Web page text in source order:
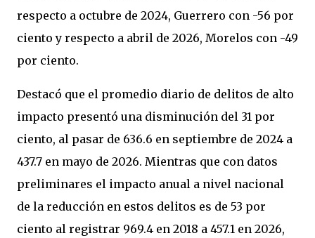
respecto a octubre de 2024, Guerrero con -56 por
ciento y respecto a abril de 2026, Morelos con -49
por ciento.
Destacó que el promedio diario de delitos de alto
impacto presentó una disminución del 31 por
ciento, al pasar de 636.6 en septiembre de 2024 a
437.7 en mayo de 2026. Mientras que con datos
preliminares el impacto anual a nivel nacional
de la reducción en estos delitos es de 53 por
ciento al registrar 969.4 en 2018 a 457.1 en 2026,